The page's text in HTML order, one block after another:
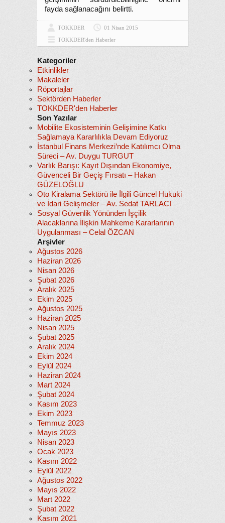
fayda sağlanacağını belirtti.
TOKKDER
01 Nisan 2015
TOKKDER'den Haberler
Kategoriler
Etkinlikler
Makaleler
Röportajlar
Sektörden Haberler
TOKKDER'den Haberler
Son Yazılar
Mobilite Ekosisteminin Gelişimine Katkı
Sağlamaya Kararlılıkla Devam Ediyoruz
İstanbul Finans Merkezi’nde Katılımcı Olma
Süreci – Av. Duygu TURGUT
Varlık Barışı: Kayıt Dışından Ekonomiye,
Güvenceli Bir Geçiş Fırsatı – Hakan
GÜZELOĞLU
Oto Kiralama Sektörü ile İlgili Güncel Hukuki
ve İdari Gelişmeler – Av. Sedat TARLACI
Sosyal Güvenlik Yönünden İşçilik
Alacaklarına İlişkin Mahkeme Kararlarının
Uygulanması – Celal ÖZCAN
Arşivler
Ağustos 2026
Haziran 2026
Nisan 2026
Şubat 2026
Aralık 2025
Ekim 2025
Ağustos 2025
Haziran 2025
Nisan 2025
Şubat 2025
Aralık 2024
Ekim 2024
Eylül 2024
Haziran 2024
Mart 2024
Şubat 2024
Kasım 2023
Ekim 2023
Temmuz 2023
Mayıs 2023
Nisan 2023
Ocak 2023
Kasım 2022
Eylül 2022
Ağustos 2022
Mayıs 2022
Mart 2022
Şubat 2022
Kasım 2021